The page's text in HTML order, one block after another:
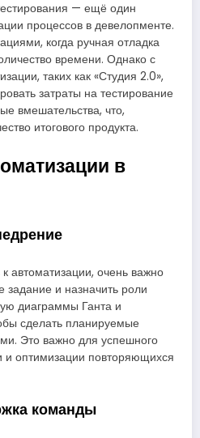
— ещё один
процессов в девелопменте.
когда ручная отладка
времени. Однако с
таких как «Студия 2.0»,
затраты на тестирование
вмешательства, что,
итогового продукта.
в
автоматизации, очень важно
задание и назначить роли
диаграммы Ганта и
сделать планируемые
Это важно для успешного
и оптимизации повторяющихся
команды